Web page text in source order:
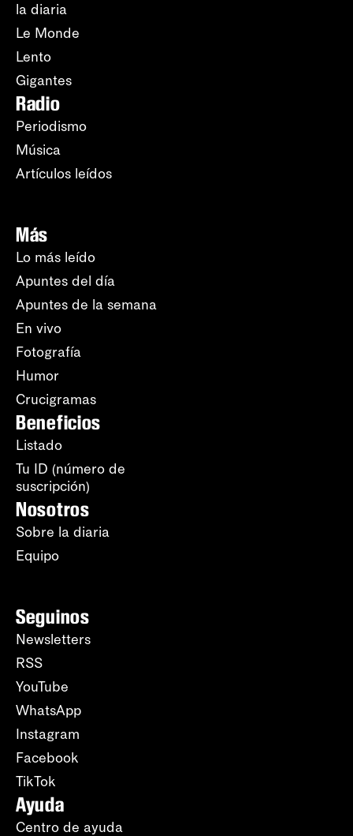
la diaria
Le Monde
Lento
Gigantes
Radio
Periodismo
Música
Artículos leídos
Más
Lo más leído
Apuntes del día
Apuntes de la semana
En vivo
Fotografía
Humor
Crucigramas
Beneficios
Listado
Tu ID (número de
suscripción)
Nosotros
Sobre la diaria
Equipo
Seguinos
Newsletters
RSS
YouTube
WhatsApp
Instagram
Facebook
TikTok
Ayuda
Centro de ayuda